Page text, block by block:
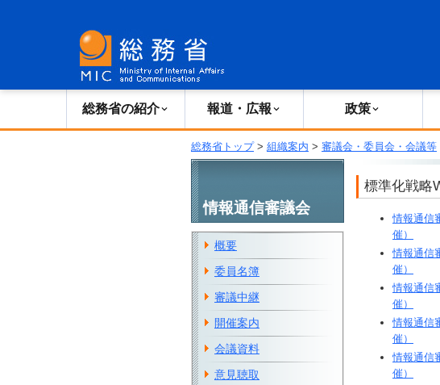
総務省の紹介 報道・広報 政策
総務省トップ> 組織案内 > 審議会・委員会・会議等
標準化戦略
情報通信
催）
情報通信
催）
情報通信
催）
情報通信
催）
情報通信
催）
情報通信審議会
概要
委員名簿
審議中継
開催案内
会議資料
意見聴取